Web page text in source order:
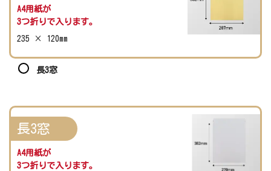
A4用紙が
3つ折りで入ります。
235 × 120mm
長3窓
長3窓
A4用紙が
3つ折りで入ります。